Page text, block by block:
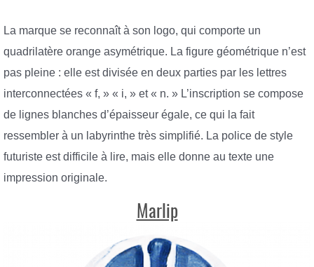
La marque se reconnaît à son logo, qui comporte un
quadrilatère orange asymétrique. La figure géométrique n’est
pas pleine : elle est divisée en deux parties par les lettres
interconnectées « f, » « i, » et « n. » L’inscription se compose
de lignes blanches d’épaisseur égale, ce qui la fait
ressembler à un labyrinthe très simplifié. La police de style
futuriste est difficile à lire, mais elle donne au texte une
impression originale.
Marlip